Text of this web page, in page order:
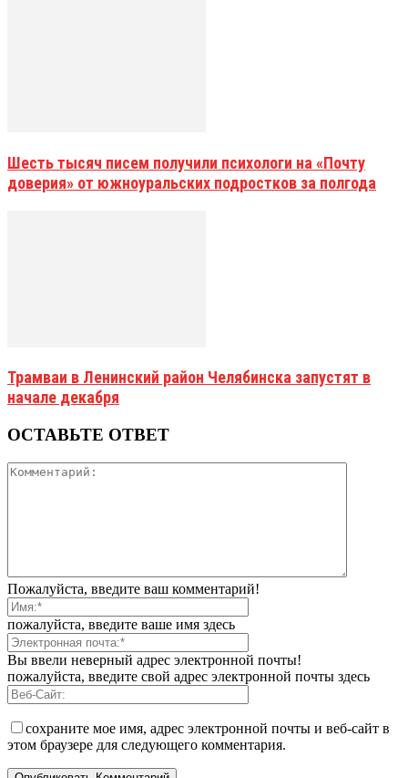
Шесть тысяч писем получили психологи на «Почту
доверия» от южноуральских подростков за полгода
Трамваи в Ленинский район Челябинска запустят в
начале декабря
ОСТАВЬТЕ ОТВЕТ
Пожалуйста, введите ваш комментарий!
пожалуйста, введите ваше имя здесь
Вы ввели неверный адрес электронной почты!
пожалуйста, введите свой адрес электронной почты здесь
сохраните мое имя, адрес электронной почты и веб-сайт в
этом браузере для следующего комментария.